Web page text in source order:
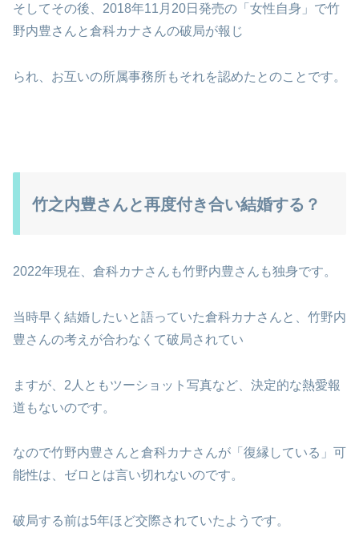
そしてその後、2018年11月20日発売の「女性自身」で竹
野内豊さんと倉科カナさんの破局が報じ
られ、お互いの所属事務所もそれを認めたとのことです。
竹之内豊さんと再度付き合い結婚する？
2022年現在、倉科カナさんも竹野内豊さんも独身です。
当時早く結婚したいと語っていた倉科カナさんと、竹野内
豊さんの考えが合わなくて破局されてい
ますが、2人ともツーショット写真など、決定的な熱愛報
道もないのです。
なので竹野内豊さんと倉科カナさんが「復縁している」可
能性は、ゼロとは言い切れないのです。
破局する前は5年ほど交際されていたようです。